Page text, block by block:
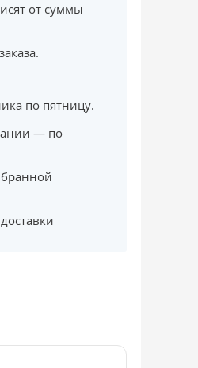
от суммы
по пятницу.
— по